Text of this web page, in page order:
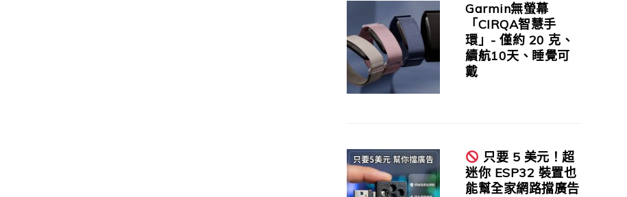
Garmin無螢幕
「CIRQA智慧手
環」- 僅約 20 克、
續航10天、睡覺可
戴
只要 5 美元！超
迷你 ESP32 裝置也
能幫全家網路擋廣告